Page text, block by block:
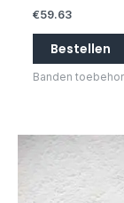
€59.63
Bestellen
Banden